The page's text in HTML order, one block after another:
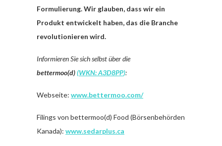
Formulierung. Wir glauben, dass wir ein
Produkt entwickelt haben, das die Branche
revolutionieren wird.
Informieren Sie sich selbst über die
bettermoo(d)(WKN: A3D8PP):
Webseite: www.bettermoo.com/
Filings von bettermoo(d) Food (Börsenbehörden
Kanada): www.sedarplus.ca